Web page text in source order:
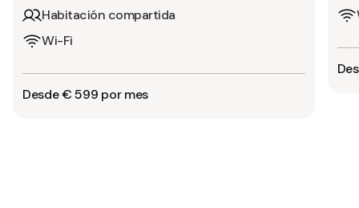
Habitación compartida
Wi-Fi
Desde € 599 por mes